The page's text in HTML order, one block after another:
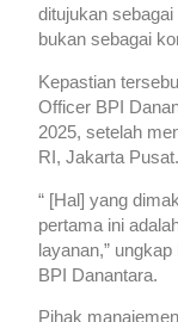
ditujukan
bukan sebagai
Kepastian
Officer BPI
2025, setelah
RI, Jakarta Pusat.
“ [Hal] yang
pertama ini
layanan,”
BPI Danantara.
Pihak